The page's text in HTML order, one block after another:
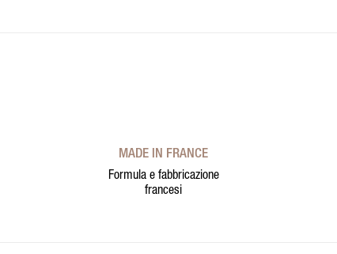
MADE IN FRANCE
Formula e fabbricazione
francesi